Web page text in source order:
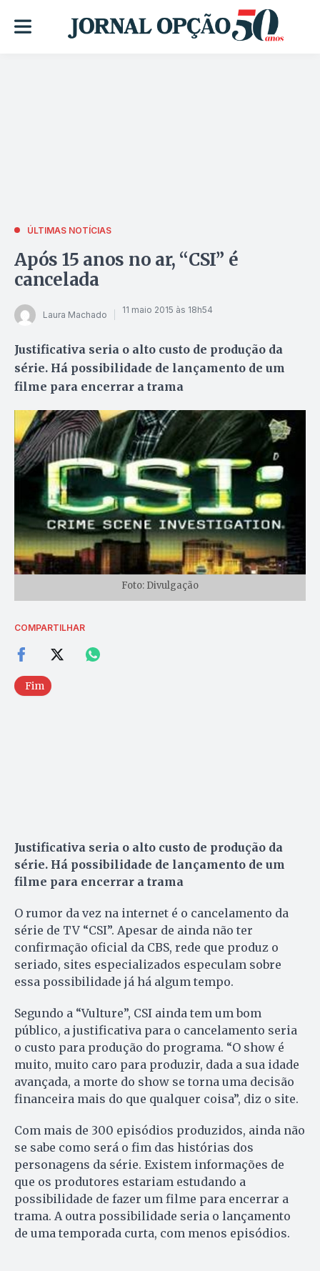
ÚLTIMAS NOTÍCIAS
Após 15 anos no ar, “CSI” é
cancelada
Laura Machado 11 maio 2015 às 18h54
Justificativa seria o alto custo de produção da
série. Há possibilidade de lançamento de um
filme para encerrar a trama
Foto: Divulgação
COMPARTILHAR
Fim
Justificativa seria o alto custo de produção da
série. Há possibilidade de lançamento de um
filme para encerrar a trama
O rumor da vez na internet é o cancelamento da
série de TV “CSI”. Apesar de ainda não ter
confirmação oficial da CBS, rede que produz o
seriado, sites especializados especulam sobre
essa possibilidade já há algum tempo.
Segundo a “Vulture”, CSI ainda tem um bom
público, a justificativa para o cancelamento seria
o custo para produção do programa. “O show é
muito, muito caro para produzir, dada a sua idade
avançada, a morte do show se torna uma decisão
financeira mais do que qualquer coisa”, diz o site.
Com mais de 300 episódios produzidos, ainda não
se sabe como será o fim das histórias dos
personagens da série. Existem informações de
que os produtores estariam estudando a
possibilidade de fazer um filme para encerrar a
trama. A outra possibilidade seria o lançamento
de uma temporada curta, com menos episódios.